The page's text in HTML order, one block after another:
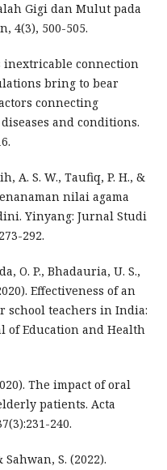
Gigi dan Mulut pada
4(3), 500-505.
inextricable connection
bring to bear
connecting
and conditions.
A. S. W., Taufiq, P. H., &
nilai agama
Yinyang: Jurnal Studi
292.
O. P., Bhadauria, U. S.,
Effectiveness of an
teachers in India:
of Education and Health
The impact of oral
patients. Acta
240.
S. (2022).